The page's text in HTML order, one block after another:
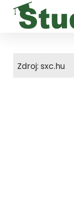
Zdroj: sxc.hu